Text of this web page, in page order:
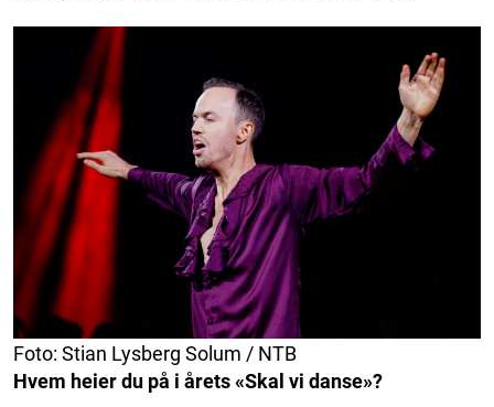
Foto: Stian Lysberg Solum / NTB
Hvem heier du på i årets «Skal vi danse»?